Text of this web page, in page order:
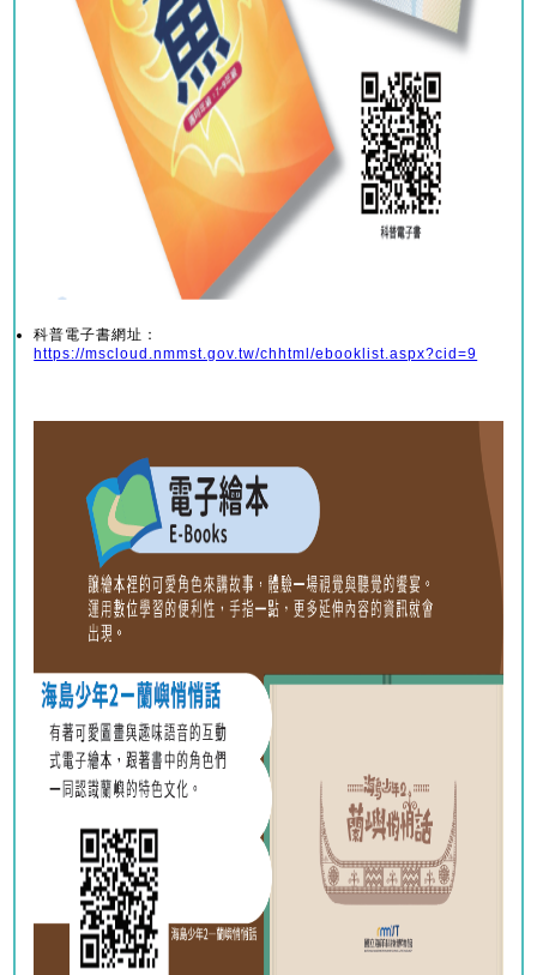
科普電子書網址：
https://mscloud.nmmst.gov.tw/chhtml/ebooklist.aspx?cid=9